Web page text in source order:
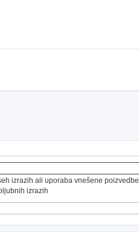
izrazih ali uporaba vnešene poizvedbe
izrazih